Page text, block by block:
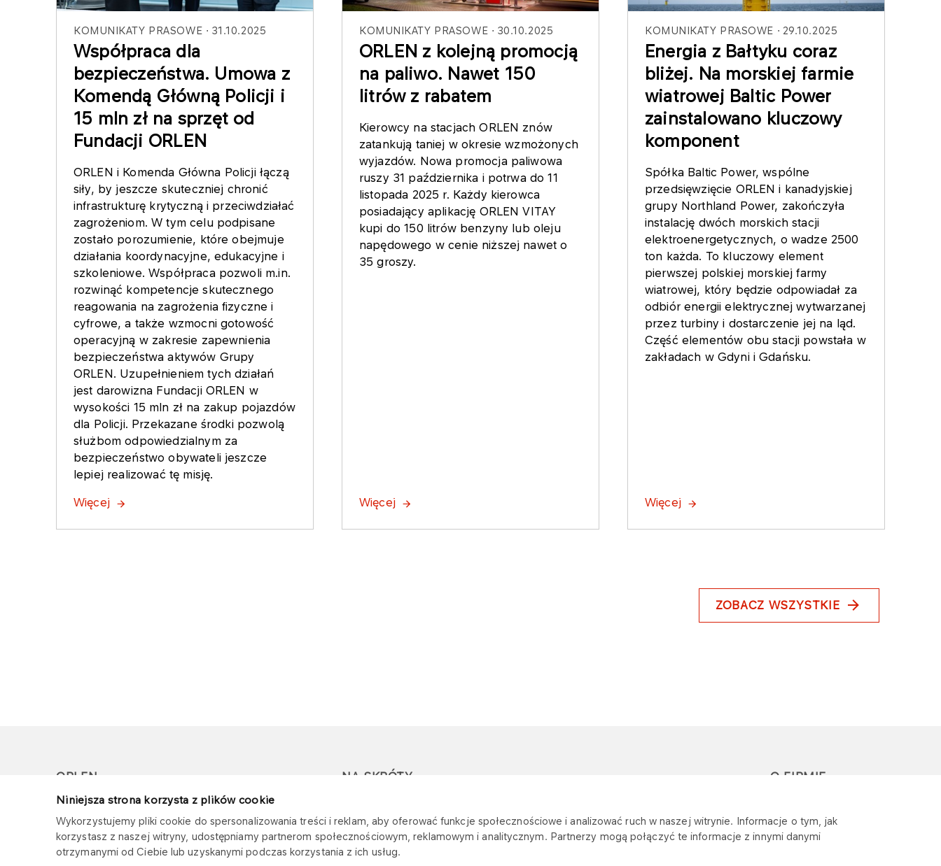
Niniejsza strona korzysta z plików cookie
Wykorzystujemy pliki cookie do spersonalizowania treści i reklam, aby oferować funkcje społecznościowe i analizować ruch w naszej witrynie. Informacje o tym, jak
korzystasz z naszej witryny, udostępniamy partnerom społecznościowym, reklamowym i analitycznym. Partnerzy mogą połączyć te informacje z innymi danymi
otrzymanymi od Ciebie lub uzyskanymi podczas korzystania z ich usług.
KOMUNIKATY PRASOWE 31.10.2025
Współpraca dla
bezpieczeństwa. Umowa z
Komendą Główną Policji i
15 mln zł na sprzęt od
Fundacji ORLEN
ORLEN i Komenda Główna Policji łączą
siły, by jeszcze skuteczniej chronić
infrastrukturę krytyczną i przeciwdziałać
zagrożeniom. W tym celu podpisane
zostało porozumienie, które obejmuje
działania koordynacyjne, edukacyjne i
szkoleniowe. Współpraca pozwoli m.in.
rozwinąć kompetencje skutecznego
reagowania na zagrożenia fizyczne i
cyfrowe, a także wzmocni gotowość
operacyjną w zakresie zapewnienia
bezpieczeństwa aktywów Grupy
ORLEN. Uzupełnieniem tych działań
jest darowizna Fundacji ORLEN w
wysokości 15 mln zł na zakup pojazdów
dla Policji. Przekazane środki pozwolą
służbom odpowiedzialnym za
bezpieczeństwo obywateli jeszcze
lepiej realizować tę misję.
Więcej
KOMUNIKATY PRASOWE 30.10.2025
ORLEN z kolejną promocją
na paliwo. Nawet 150
litrów z rabatem
Kierowcy na stacjach ORLEN znów
zatankują taniej w okresie wzmożonych
wyjazdów. Nowa promocja paliwowa
ruszy 31 października i potrwa do 11
listopada 2025 r. Każdy kierowca
posiadający aplikację ORLEN VITAY
kupi do 150 litrów benzyny lub oleju
napędowego w cenie niższej nawet o
35 groszy.
Więcej
KOMUNIKATY PRASOWE 29.10.2025
Energia z Bałtyku coraz
bliżej. Na morskiej farmie
wiatrowej Baltic Power
zainstalowano kluczowy
komponent
Spółka Baltic Power, wspólne
przedsięwzięcie ORLEN i kanadyjskiej
grupy Northland Power, zakończyła
instalację dwóch morskich stacji
elektroenergetycznych, o wadze 2500
ton każda. To kluczowy element
pierwszej polskiej morskiej farmy
wiatrowej, który będzie odpowiadał za
odbiór energii elektrycznej wytwarzanej
przez turbiny i dostarczenie jej na ląd.
Część elementów obu stacji powstała w
zakładach w Gdyni i Gdańsku.
Więcej
ZOBACZ WSZYSTKIE
ORLEN
Copyright © 1996-2026
Wszystkie prawa zastrzeżone
NA SKRÓTY
oszustwami
Mapa stacji
Dotacje
reklamację
O FIRMIE
Wymagania